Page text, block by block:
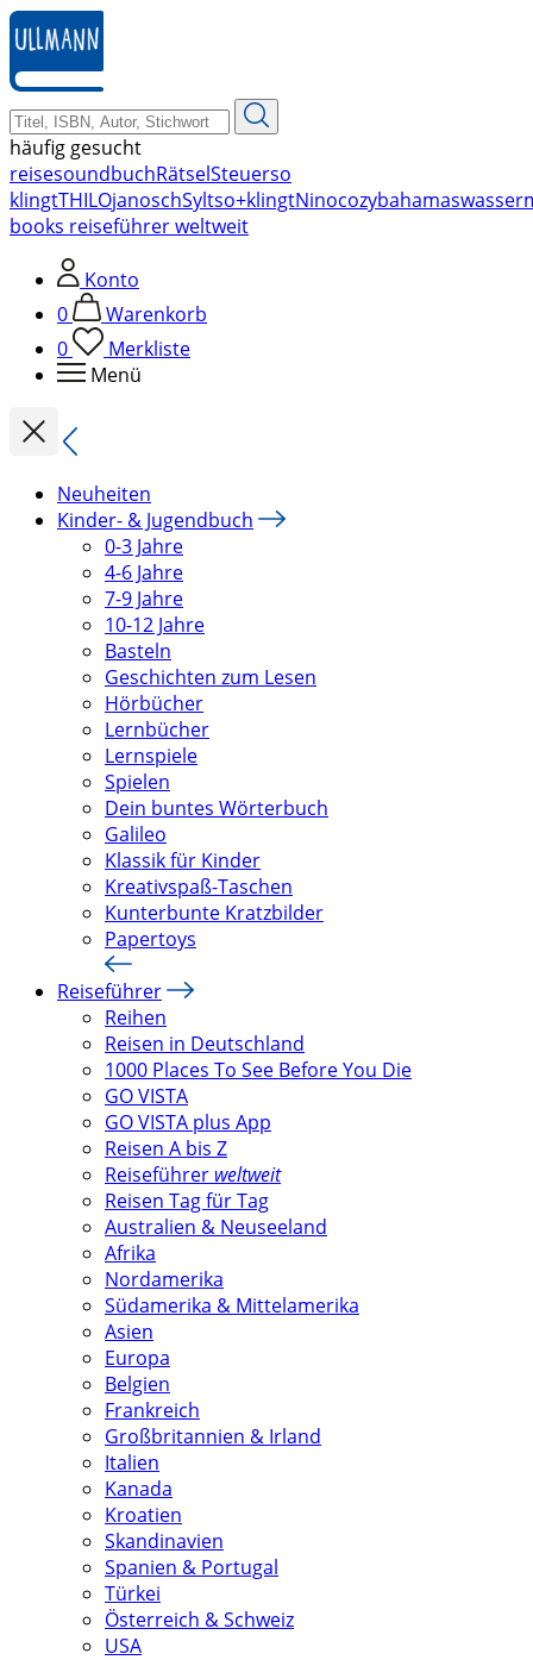
zum
Hauptinhalt
springen
häufig gesucht
reisesoundbuchRätselSteuerso
klingtTHILOjanoschSyltso+klingtNinocozybahamas
books reiseführer weltweit
Konto
0
Warenkorb
0
Merkliste
Menü
Neuheiten
Kinder- & Jugendbuch
0-3 Jahre
4-6 Jahre
7-9 Jahre
10-12 Jahre
Basteln
Geschichten zum Lesen
Hörbücher
Lernbücher
Lernspiele
Spielen
Dein buntes Wörterbuch
Galileo
Klassik für Kinder
Kreativspaß-Taschen
Kunterbunte Kratzbilder
Papertoys
Reiseführer
Reihen
Reisen in Deutschland
1000 Places To See Before You Die
GO VISTA
GO VISTA plus App
Reisen A bis Z
Reiseführer weltweit
Reisen Tag für Tag
Australien & Neuseeland
Afrika
Nordamerika
Südamerika & Mittelamerika
Asien
Europa
Belgien
Frankreich
Großbritannien & Irland
Italien
Kanada
Kroatien
Skandinavien
Spanien & Portugal
Türkei
Österreich & Schweiz
USA